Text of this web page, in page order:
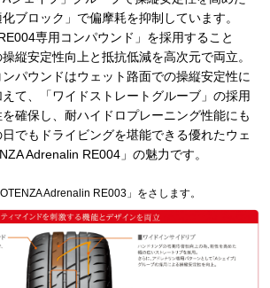
ブロック」で偏摩耗を抑制しています。
専用コンパウンド」を採用すること
縦安定性向上と抵抗低減を高次元で両立。
パウンドはウェット路面での操縦安定性に
て、「ワイドストレートグルーブ」の採用
確保し、耐ハイドロプレーニング性能にも
でもドライビングを堪能できる優れたウェ
Adrenalin RE004」の魅力です。
Adrenalin RE003」をさします。